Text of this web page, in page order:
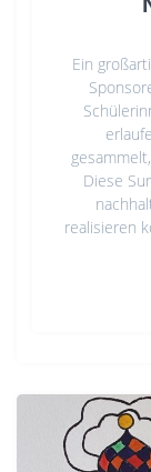
Ein
Diese
realisieren